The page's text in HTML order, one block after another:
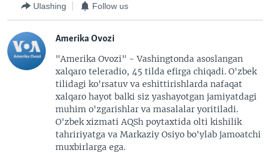
Ulashing Follow us
Amerika Ovozi
"Amerika Ovozi" - Vashingtonda asoslangan
xalqaro teleradio, 45 tilda efirga chiqadi. O'zbek
tilidagi ko'rsatuv va eshittirishlarda nafaqat
xalqaro hayot balki siz yashayotgan jamiyatdagi
muhim o'zgarishlar va masalalar yoritiladi.
O'zbek xizmati AQSh poytaxtida olti kishilik
tahririyatga va Markaziy Osiyo bo'ylab jamoatchi
muxbirlarga ega.